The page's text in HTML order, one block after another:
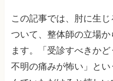
この記事では、肘に生
ついて、整体師の立場
ます。「受診すべきか
不明の痛みが怖い」と